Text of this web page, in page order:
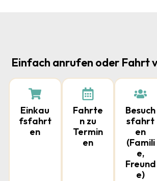
Einfach anrufen oder Fahrt
Einkau
fsfahrt
en
Fahrte
n zu
Termin
en
Besuch
sfahrt
en
(Famili
e,
Freund
e)